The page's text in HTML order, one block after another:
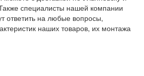
специалисты нашей компании
ответить на любые вопросы,
наших товаров, их монтажа